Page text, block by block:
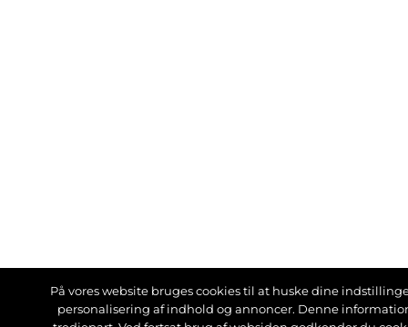
På vores website bruges cookies til at huske dine
personalisering af indhold og annoncer. Denne